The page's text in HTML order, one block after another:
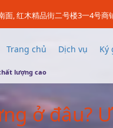
面, 红木精品街二号楼3一4号商
Trang chủ Dịch vụ Ký
lượng cao
ở đâu?